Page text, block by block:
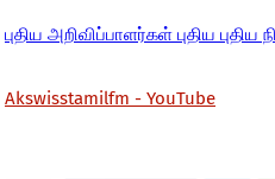
புதிய அறிவிப்பாளர்கள் புதிய
Akswisstamilfm - YouTube